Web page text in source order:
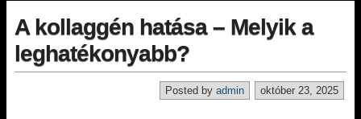
A kollaggén hatása – Melyik a
leghatékonyabb?
október 23, 2025
Posted by admin